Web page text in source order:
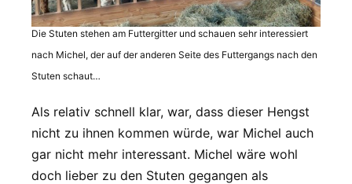
Die Stuten stehen am Futtergitter und schauen sehr interessiert
nach Michel, der auf der anderen Seite des Futtergangs nach den
Stuten schaut…
Als relativ schnell klar, war, dass dieser Hengst
nicht zu ihnen kommen würde, war Michel auch
gar nicht mehr interessant. Michel wäre wohl
doch lieber zu den Stuten gegangen als